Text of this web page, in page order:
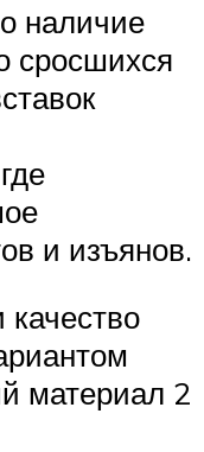
наличие
сросшихся
и изъянов.
материал 2